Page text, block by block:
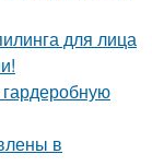
для лица
гардеробную
в